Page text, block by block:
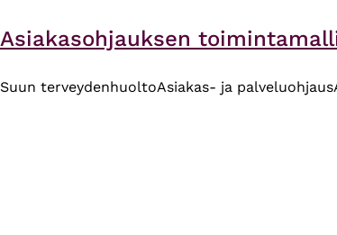
Asiakasohjauksen
Suun terveydenhuoltoAsiakas- ja palveluohjaus